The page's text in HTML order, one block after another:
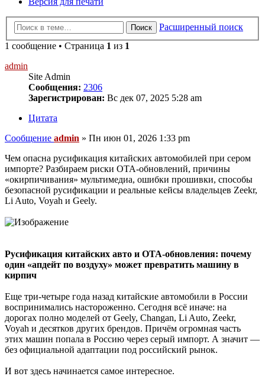
Поиск
Расширенный поиск
1 сообщение • Страница 1 из 1
admin
Site Admin
Сообщения: 2306
Зарегистрирован: Вс дек 07, 2025 5:28 am
Цитата
Сообщение admin » Пн июн 01, 2026 1:33 pm
Чем опасна русификация китайских автомобилей при сером
импорте? Разбираем риски OTA-обновлений, причины
«окирпичивания» мультимедиа, ошибки прошивки, способы
безопасной русификации и реальные кейсы владельцев Zeekr,
Li Auto, Voyah и Geely.
Русификация китайских авто и OTA-обновления: почему
один «апдейт по воздуху» может превратить машину в
кирпич
Еще три-четыре года назад китайские автомобили в России
воспринимались настороженно. Сегодня всё иначе: на
дорогах полно моделей от Geely, Changan, Li Auto, Zeekr,
Voyah и десятков других брендов. Причём огромная часть
этих машин попала в Россию через серый импорт. А значит —
без официальной адаптации под российский рынок.
И вот здесь начинается самое интересное.